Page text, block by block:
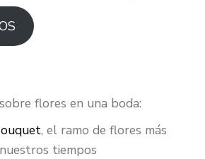
flores en una boda:
, el ramo de flores más
tiempos